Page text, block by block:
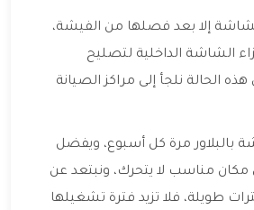
إلا بعد فصلها من الفيشة،
الشاشة الداخلية لتصليح
الحالة نلجأ إلى مراكز الصيانة
بالبلاور مرة كل أسبوع، ويفضل
مناسب لا يتحرك، ونبتعد عن
طويلة، فلا تزيد فترة تشغيلها